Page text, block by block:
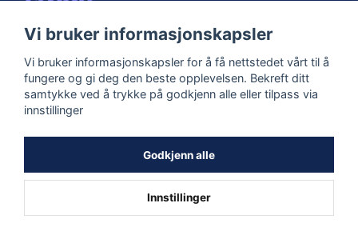
VISA/MASTERCARD/AMERICAN
Følg oss
Vi bruker informasjonskapsler
Vi bruker informasjonskapsler for å få nettstedet vårt til å
fungere og gi deg den beste opplevelsen. Bekreft ditt
samtykke ved å trykke på godkjenn alle eller tilpass via
innstillinger
Godkjenn alle
Innstillinger